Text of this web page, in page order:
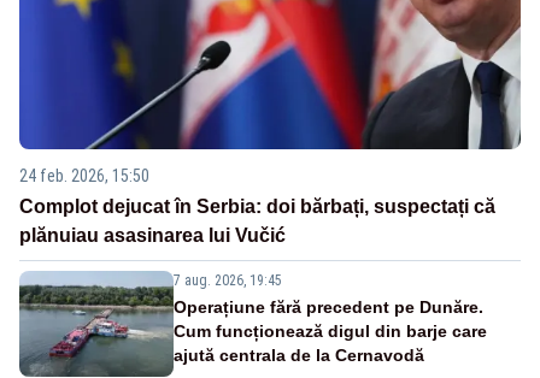
24 feb. 2026, 15:50
Complot dejucat în Serbia: doi bărbați, suspectați că
plănuiau asasinarea lui Vučić
7 aug. 2026, 19:45
Operațiune fără precedent pe Dunăre.
Cum funcționează digul din barje care
ajută centrala de la Cernavodă